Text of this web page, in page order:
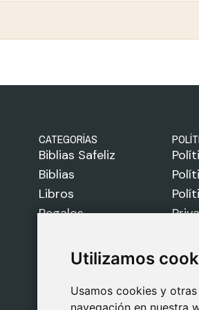
Utilizamos
Usamos cookies y
navegación en nuestra
Utilizamos
Usamos cookies y
navegación en nuestra
CATEGORÍAS
Biblias Safeliz
Biblias
Libros
Regalos
Sobre Nosotros